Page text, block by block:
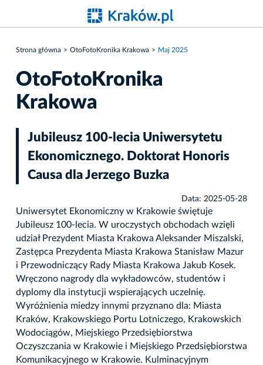
Strona główna OtoFotoKronika Krakowa Maj 2025
OtoFotoKronika
Krakowa
Jubileusz 100-lecia Uniwersytetu
Ekonomicznego. Doktorat Honoris
Causa dla Jerzego Buzka
Data: 2025-05-28
Uniwersytet Ekonomiczny w Krakowie świętuje
Jubileusz 100-lecia. W uroczystych obchodach wzięli
udział Prezydent Miasta Krakowa Aleksander Miszalski,
Zastępca Prezydenta Miasta Krakowa Stanisław Mazur
i Przewodniczący Rady Miasta Krakowa Jakub Kosek.
Wręczono nagrody dla wykładowców, studentów i
dyplomy dla instytucji wspierających uczelnię.
Wyróżnienia miedzy innymi przyznano dla: Miasta
Kraków, Krakowskiego Portu Lotniczego, Krakowskich
Wodociągów, Miejskiego Przedsiębiorstwa
Oczyszczania w Krakowie i Miejskiego Przedsiębiorstwa
Komunikacyjnego w Krakowie. Kulminacyjnym